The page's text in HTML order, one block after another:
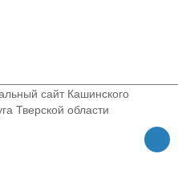
сайт Кашинского
Тверской области